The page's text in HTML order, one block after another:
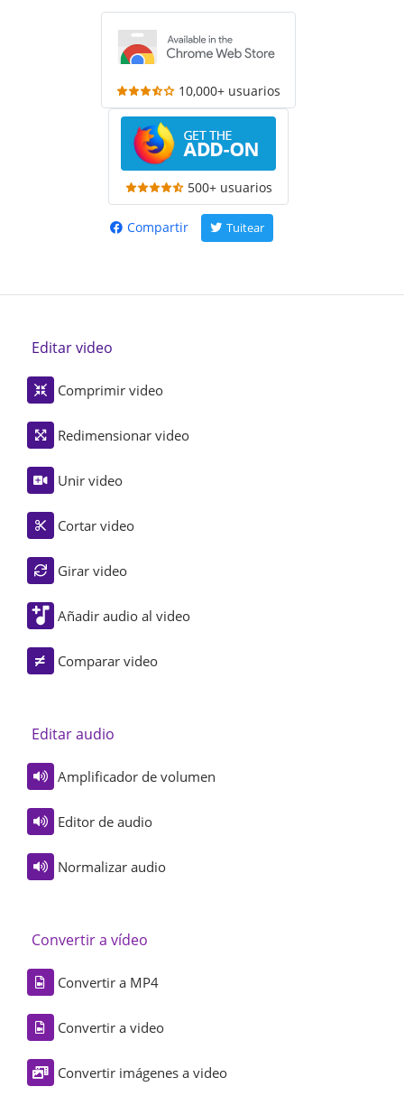
10,000+ usuarios
500+ usuarios
Compartir Tuitear
Editar video
Comprimir video
Redimensionar video
Unir video
Cortar video
Girar video
Añadir audio al video
Comparar video
Editar audio
Amplificador de volumen
Editor de audio
Normalizar audio
Convertir a vídeo
Convertir a MP4
Convertir a video
Convertir imágenes a video